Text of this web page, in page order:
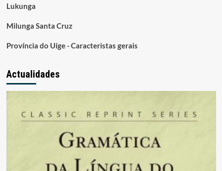
Lukunga
Milunga Santa Cruz
Província do Uíge - Caracteristas gerais
Actualidades